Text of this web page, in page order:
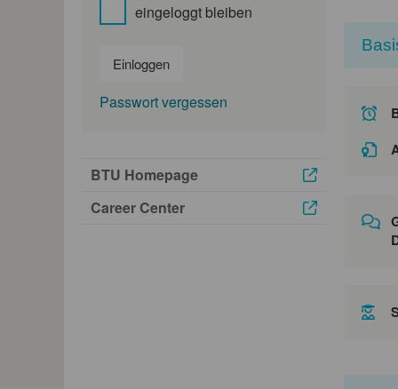
eingeloggt bleiben
Einloggen
Passwort vergessen
BTU Homepage
Career Center